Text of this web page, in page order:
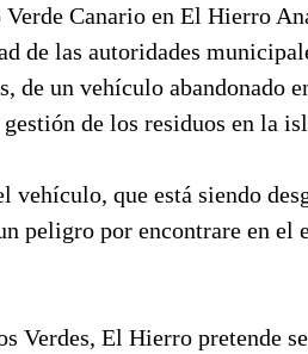
Canario en El Hierro
de las autoridades
de un vehículo abandonado
de los residuos en la
vehículo, que está siendo
peligro por encontrare en el
Verdes, El Hierro pretende